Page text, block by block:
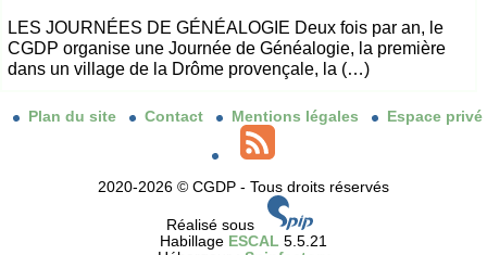
LES JOURNÉES DE GÉNÉALOGIE Deux fois par an, le
CGDP organise une Journée de Généalogie, la première
dans un village de la Drôme provençale, la (…)
Plan du site Contact Mentions légales Espace privé
2020-2026 © CGDP - Tous droits réservés
Réalisé sous
Habillage ESCAL 5.5.21